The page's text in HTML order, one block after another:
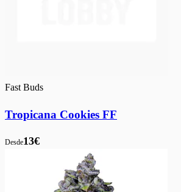
Fast Buds
Tropicana Cookies FF
Desde13€